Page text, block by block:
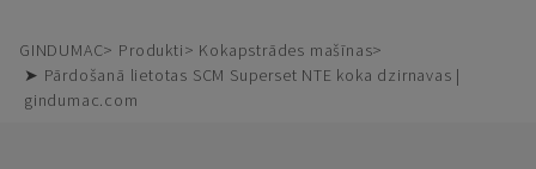
GINDUMAC Produkti
Kokapstrādes mašīnas
➤ Pārdošanā lietotas SCM Superset NTE koka dzirnavas |
gindumac.com